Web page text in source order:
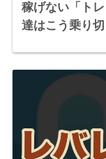
稼げない「ト
達はこう乗り切